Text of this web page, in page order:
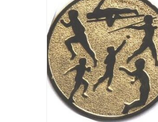
produkt
má
více
variant.
Možnosti
lze
vybrat
na
stránce